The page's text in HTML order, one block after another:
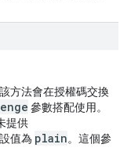
方法會在授權碼交換
參數搭配使用。
提供
值為 plain。這個參